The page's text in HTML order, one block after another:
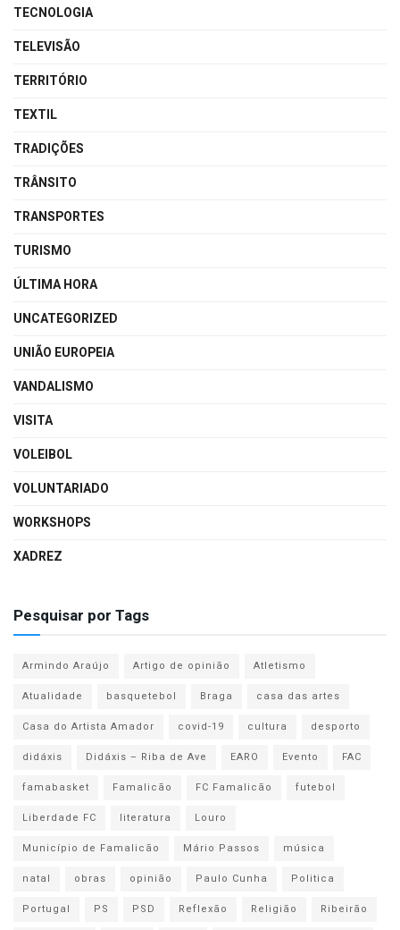
TECNOLOGIA
TELEVISÃO
TERRITÓRIO
TEXTIL
TRADIÇÕES
TRÂNSITO
TRANSPORTES
TURISMO
ÚLTIMA HORA
UNCATEGORIZED
UNIÃO EUROPEIA
VANDALISMO
VISITA
VOLEIBOL
VOLUNTARIADO
WORKSHOPS
XADREZ
Pesquisar por Tags
Armindo Araújo Artigo de opinião
Atletismo
Atualidade
basquetebol Braga
casa das artes
Casa do Artista Amador
covid-19 cultura
desporto
didáxis
Didáxis – Riba de Ave EARO Evento
FAC
famabasket
Famalicão FC Famalicão
futebol
Liberdade FC
literatura
Louro
Município de Famalicão
Mário Passos
música
natal
obras opinião Paulo Cunha
Politica
Portugal
PS PSD Reflexão Religião
Ribeirão